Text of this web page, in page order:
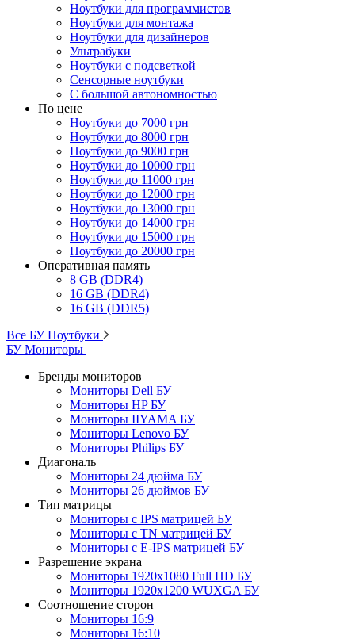
Ноутбуки для программистов
Ноутбуки для монтажа
Ноутбуки для дизайнеров
Ультрабуки
Ноутбуки с подсветкой
Сенсорные ноутбуки
С большой автономностью
По цене
Ноутбуки до 7000 грн
Ноутбуки до 8000 грн
Ноутбуки до 9000 грн
Ноутбуки до 10000 грн
Ноутбуки до 11000 грн
Ноутбуки до 12000 грн
Ноутбуки до 13000 грн
Ноутбуки до 14000 грн
Ноутбуки до 15000 грн
Ноутбуки до 20000 грн
Оперативная память
8 GB (DDR4)
16 GB (DDR4)
16 GB (DDR5)
Все БУ Ноутбуки
БУ Мониторы
Бренды мониторов
Мониторы Dell БУ
Мониторы HP БУ
Мониторы IIYAMA БУ
Мониторы Lenovo БУ
Мониторы Philips БУ
Диагональ
Мониторы 24 дюйма БУ
Мониторы 26 дюймов БУ
Тип матрицы
Мониторы с IPS матрицей БУ
Мониторы с TN матрицей БУ
Мониторы с E-IPS матрицей БУ
Разрешение экрана
Мониторы 1920x1080 Full HD БУ
Мониторы 1920x1200 WUXGA БУ
Соотношение сторон
Мониторы 16:9
Мониторы 16:10